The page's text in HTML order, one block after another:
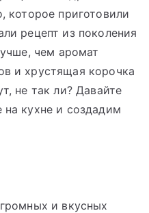
которое приготовили
рецепт из поколения
чем аромат
и хрустящая корочка
не так ли? Давайте
кухне и создадим
и вкусных